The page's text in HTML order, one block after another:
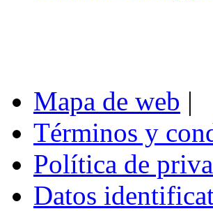
Mapa de web |
Términos y
Política de
Datos